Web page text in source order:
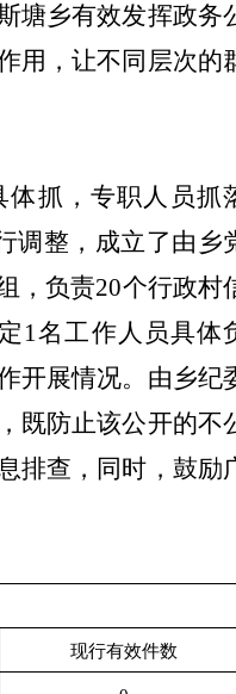
塘乡有效发挥政务
用，让不同层次的
抓，专职人员抓
调整，成立了由乡
，负责20个行政村
1名工作人员具体
开展情况。由乡纪
既防止该公开的不
排查，同时，鼓励
现行有效件数